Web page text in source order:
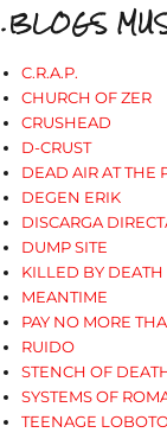
.BLOGS
C.R.A.P.
CHURCH OF ZER
CRUSHEAD
D-CRUST
DEAD AIR AT THE
DEGEN ERIK
DISCARGA
DUMP SITE
KILLED BY DEATH
MEANTIME
PAY NO MORE
RUIDO
STENCH OF
SYSTEMS OF
TEENAGE